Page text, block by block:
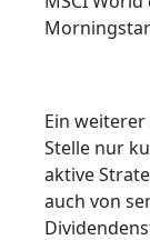
Morningstar
Ein
Stelle nur
aktive
auch von